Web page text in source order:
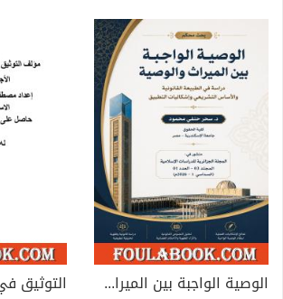
الوصية الواجبة بين الميراث والوصية: دراسة في الطبيعة القانونية والأساس التشريعي وإشكاليات التطبيق